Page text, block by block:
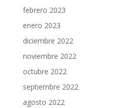
febrero 2023
enero 2023
diciembre 2022
noviembre 2022
octubre 2022
septiembre 2022
agosto 2022